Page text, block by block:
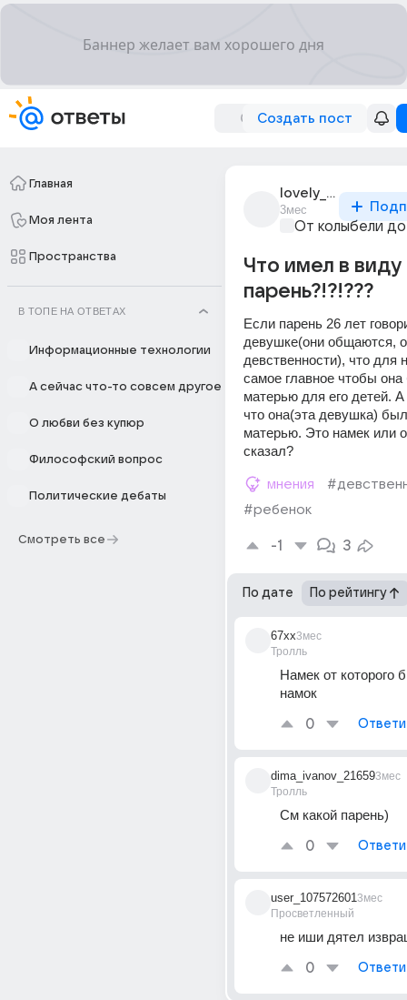
Создать пост
Главная
Моя лента
Пространства
В ТОПЕ НА ОТВЕТАХ
Информационные технологии
А сейчас что-то совсем другое
О любви без купюр
Философский вопрос
Политические дебаты
Смотреть все
lovely_1527_sqwnqg
3мес
От колыбели
Что имел в виду
парень?!?!???
Если парень 26 лет
девушке(они общаются,
девственности), что для
самое главное чтобы
матерью для его детей. А
что она(эта девушка)
матерью. Это намек или
сказал?
мнения
#ребенок
-1 3
По дате По рейтингу
67xx
Тролль
3мес
Намек от которого
намок
0
dima_ivanov_21659
Тролль
3мес
См какой парень)
0
user_107572601
Просветленный
3мес
не иши дятел
0